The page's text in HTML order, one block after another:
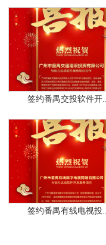
签约番禺交投软件开...
签约番禺有线电视投...